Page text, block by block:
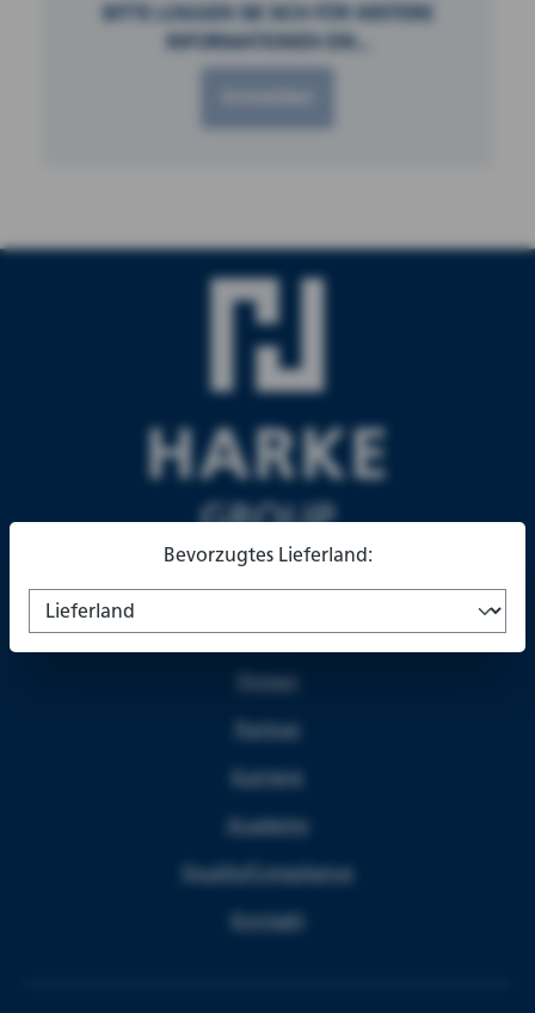
BITTE LOGGEN SIE SICH FÜR WEITERE
INFORMATIONEN EIN...
Über uns
Firmen
Partner
Karriere
Academy
Quality/Compliance
Kontakt
Bevorzugtes Lieferland: